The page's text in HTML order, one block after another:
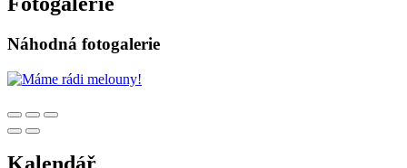
Náhodná fotogalerie